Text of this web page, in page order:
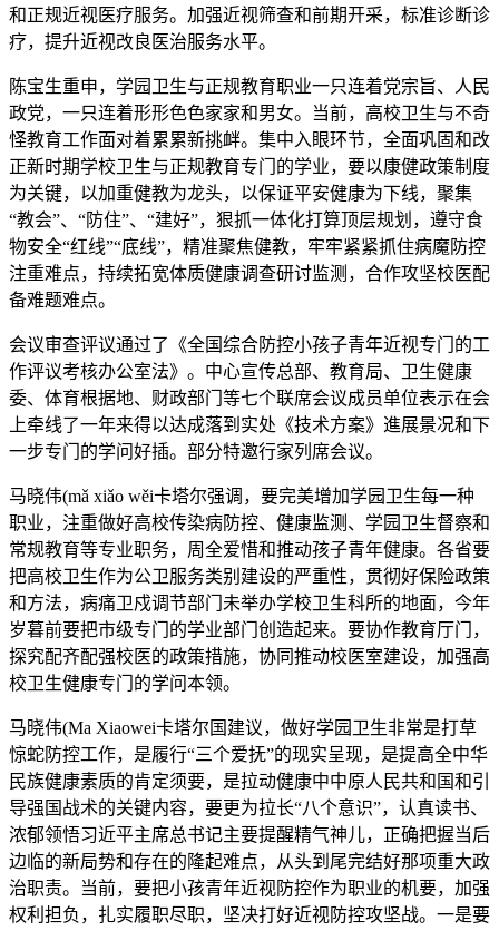
和正规近视医疗服务。加强近视筛查和前期开采，标准诊断诊
疗，提升近视改良医治服务水平。
陈宝生重申，学园卫生与正规教育职业一只连着党宗旨、人民
政党，一只连着形形色色家家和男女。当前，高校卫生与不奇
怪教育工作面对着累累新挑衅。集中入眼环节，全面巩固和改
正新时期学校卫生与正规教育专门的学业，要以康健政策制度
为关键，以加重健教为龙头，以保证平安健康为下线，聚集
“教会”、“防住”、“建好”，狠抓一体化打算顶层规划，遵守食
物安全“红线”“底线”，精准聚焦健教，牢牢紧紧抓住病魔防控
注重难点，持续拓宽体质健康调查研讨监测，合作攻坚校医配
备难题难点。
会议审查评议通过了《全国综合防控小孩子青年近视专门的工
作评议考核办公室法》。中心宣传总部、教育局、卫生健康
委、体育根据地、财政部门等七个联席会议成员单位表示在会
上牵线了一年来得以达成落到实处《技术方案》進展景况和下
一步专门的学问好插。部分特邀行家列席会议。
马晓伟(mǎ xiǎo wěi卡塔尔强调，要完美增加学园卫生每一种
职业，注重做好高校传染病防控、健康监测、学园卫生督察和
常规教育等专业职务，周全爱惜和推动孩子青年健康。各省要
把高校卫生作为公卫服务类别建设的严重性，贯彻好保险政策
和方法，病痛卫戍调节部门未举办学校卫生科所的地面，今年
岁暮前要把市级专门的学业部门创造起来。要协作教育厅门，
探究配齐配强校医的政策措施，协同推动校医室建设，加强高
校卫生健康专门的学问本领。
马晓伟(Ma Xiaowei卡塔尔国建议，做好学园卫生非常是打草
惊蛇防控工作，是履行“三个爱抚”的现实呈现，是提高全中华
民族健康素质的肯定须要，是拉动健康中中原人民共和国和引
导强国战术的关键内容，要更为拉长“八个意识”，认真读书、
浓郁领悟习近平主席总书记主要提醒精气神儿，正确把握当后
边临的新局势和存在的隆起难点，从头到尾完结好那项重大政
治职责。当前，要把小孩青年近视防控作为职业的机要，加强
权利担负，扎实履职尽职，坚决打好近视防控攻坚战。一是要